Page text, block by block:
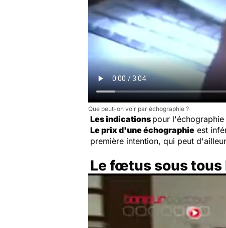
Que peut-on voir par échographie ?
Les indications pour l'échographie
Le prix d'une échographie est
première intention, qui peut
Le fœtus sous tous